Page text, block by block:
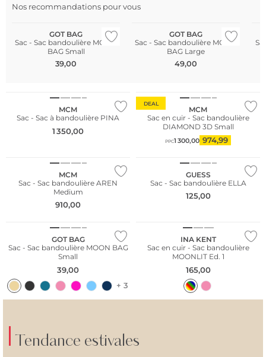
Nos recommandations pour vous
Durable
GOT BAG
Sac - Sac bandoulière MOON
BAG Small
39,00
Durable
GOT BAG
Sac - Sac bandoulière MOON
BAG Large
49,00
MCM
Sac - Sac à bandoulière PINA
1 350,00
DEAL
MCM
Sac en cuir - Sac bandoulière
DIAMOND 3D Small
PPC1 300,00 974,99
MCM
Sac - Sac bandoulière AREN
Medium
910,00
GUESS
Sac - Sac bandoulière ELLA
125,00
GOT BAG
Sac - Sac bandoulière MOON BAG
Small
39,00
+ 3
INA KENT
Sac en cuir - Sac bandoulière
MOONLIT Ed. 1
165,00
Tendance estivales